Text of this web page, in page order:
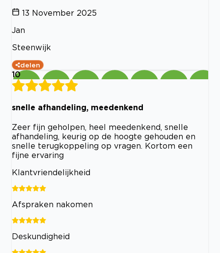
13 November 2025
Jan
Steenwijk
delen
10
snelle afhandeling, meedenkend
Zeer fijn geholpen, heel meedenkend, snelle
afhandeling, keurig op de hoogte gehouden en
snelle terugkoppeling op vragen. Kortom een
fijne ervaring
Klantvriendelijkheid
Afspraken nakomen
Deskundigheid